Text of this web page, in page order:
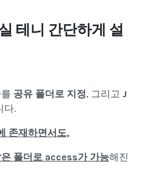
테니 간단하게 설
공유 폴더로 지정, 그리고 J
다.
존재하면서도,
폴더로 access가 가능해진